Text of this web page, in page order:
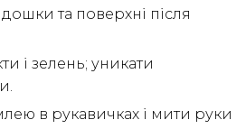
та поверхні після
і зелень; уникати
в рукавичках і мити руки